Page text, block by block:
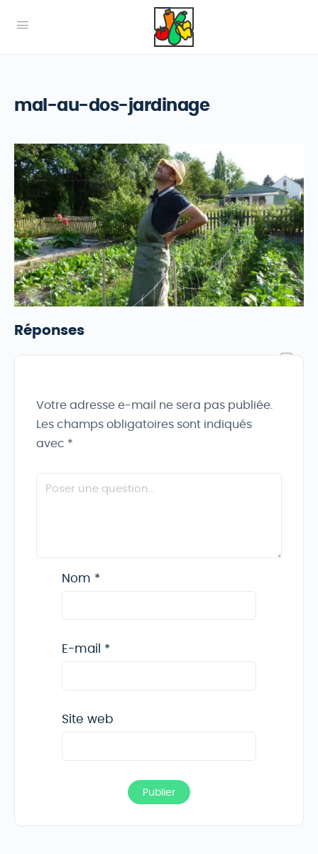
mal-au-dos-jardinage
Réponses
Votre adresse e-mail ne sera pas publiée.
Les champs obligatoires sont indiqués
avec *
Nom *
E-mail *
Site web